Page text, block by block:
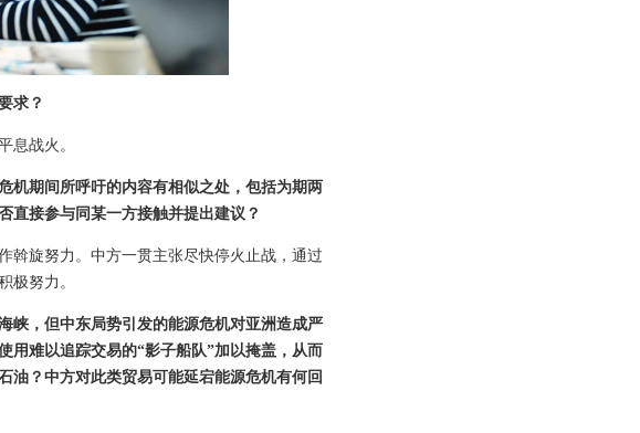
求？
息战火。
机期间所呼吁的内容有相似之处，包括为期两
直接参与同某一方接触并提出建议？
斡旋努力。中方一贯主张尽快停火止战，通过
极努力。
峡，但中东局势引发的能源危机对亚洲造成严
用难以追踪交易的“影子船队”加以掩盖，从而
油？中方对此类贸易可能延宕能源危机有何回